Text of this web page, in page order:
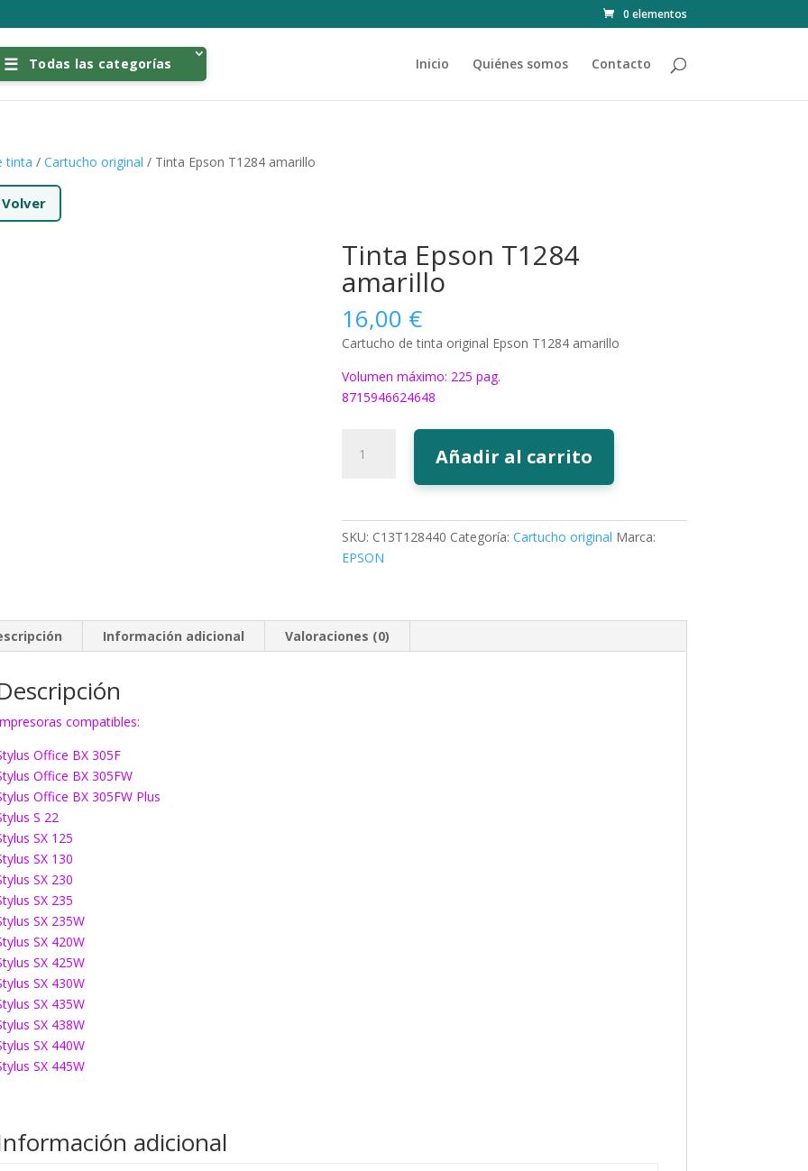
0 elementos
Todas las categorías Inicio Quiénes somos Contacto
tinta /Cartucho original / Tinta Epson T1284 amarillo
Volver
Tinta Epson T1284
amarillo
16,00 €
Cartucho de tinta original Epson T1284 amarillo
Volumen máximo: 225 pag.
8715946624648
Epson
cantidad
Añadir al carrito
SKU: C13T128440 Categoría: Cartucho original Marca:
EPSON
Información adicional Valoraciones (0)
compatibles:
Office BX 305F
Office BX 305FW
Office BX 305FW Plus
S 22
SX 125
SX 130
SX 230
SX 235
SX 235W
SX 420W
SX 425W
SX 430W
SX 435W
SX 438W
SX 440W
SX 445W
adicional